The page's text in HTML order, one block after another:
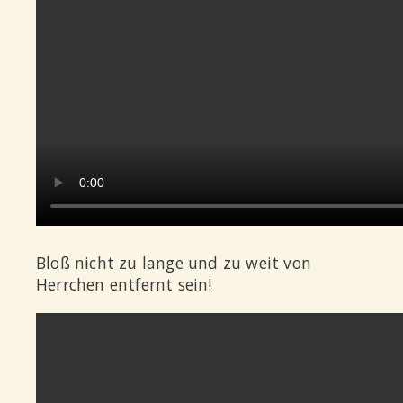
Bloß nicht zu lange und zu weit von
Herrchen entfernt sein!